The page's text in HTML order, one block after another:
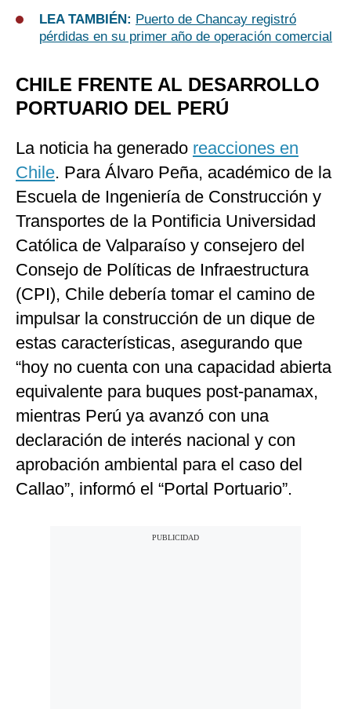
LEA TAMBIÉN: Puerto de Chancay registró
pérdidas en su primer año de operación comercial
CHILE FRENTE AL DESARROLLO
PORTUARIO DEL PERÚ
La noticia ha generado reacciones en
Chile. Para Álvaro Peña, académico de la
Escuela de Ingeniería de Construcción y
Transportes de la Pontificia Universidad
Católica de Valparaíso y consejero del
Consejo de Políticas de Infraestructura
(CPI), Chile debería tomar el camino de
impulsar la construcción de un dique de
estas características, asegurando que
“hoy no cuenta con una capacidad abierta
equivalente para buques post-panamax,
mientras Perú ya avanzó con una
declaración de interés nacional y con
aprobación ambiental para el caso del
Callao”, informó el “Portal Portuario”.